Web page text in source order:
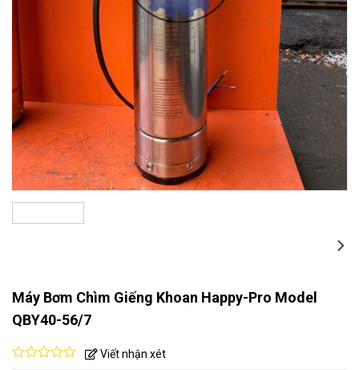
Máy Bơm Chìm Giếng Khoan Happy-Pro Model
QBY40-56/7
Viết nhận xét